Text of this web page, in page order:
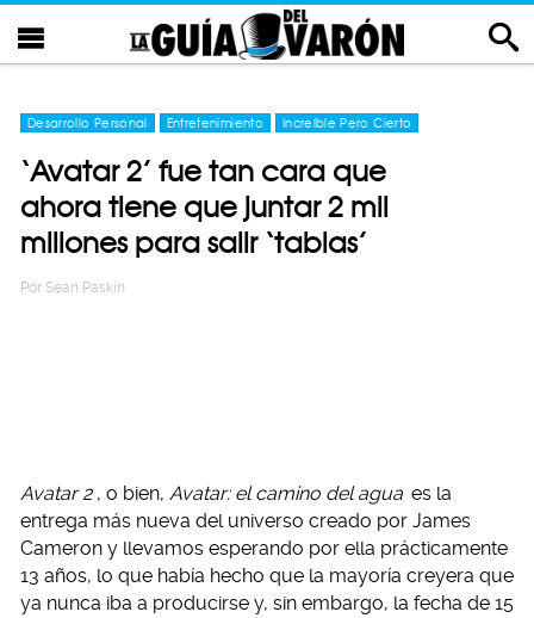
Desarrollo Personal Entretenimiento Increíble Pero Cierto
‘Avatar 2’ fue tan cara que
ahora tiene que juntar 2 mil
millones para salir ‘tablas’
Por Sean Paskin
Avatar 2 , o bien, Avatar: el camino del agua es la
entrega más nueva del universo creado por James
Cameron y llevamos esperando por ella prácticamente
13 años, lo que había hecho que la mayoría creyera que
ya nunca iba a producirse y, sin embargo, la fecha de 15